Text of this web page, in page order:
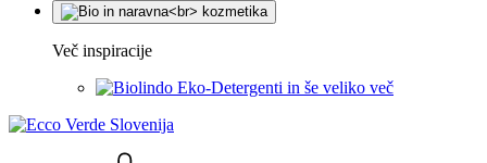
Več inspiracije
Eko-Detergenti in še veliko več